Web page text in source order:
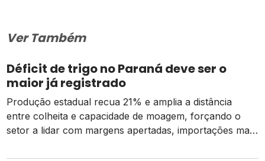
Ver Também
Déficit de trigo no Paraná deve ser o
maior já registrado
Produção estadual recua 21% e amplia a distância
entre colheita e capacidade de moagem, forçando o
setor a lidar com margens apertadas, importações mais